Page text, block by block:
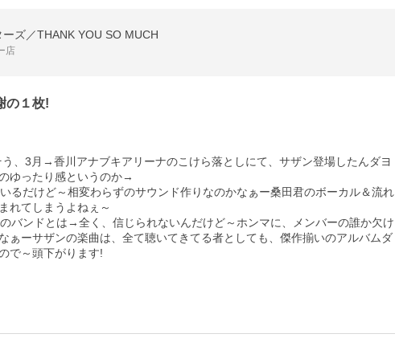
ズ／THANK YOU SO MUCH
店
の１枚!
、3月→香川アナブキアリーナのこけら落としにて、サザン登場したんダヨ
ゆったり感というのか→
るだけど～相変わらずのサウンド作りなのかなぁー桑田君のボーカル＆流れ
れてしまうよねぇ～
バンドとは→全く、信じられないんだけど～ホンマに、メンバーの誰か欠け
ぁーサザンの楽曲は、全て聴いてきてる者としても、傑作揃いのアルバムダ
で～頭下がります!